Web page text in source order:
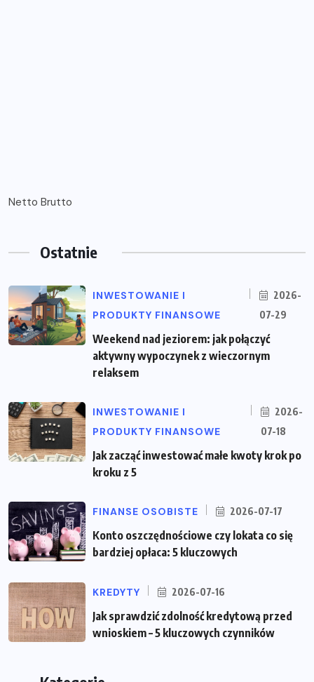
Netto Brutto
Ostatnie
INWESTOWANIE I
PRODUKTY FINANSOWE
2026-
07-29
Weekend nad jeziorem: jak połączyć
aktywny wypoczynek z wieczornym
relaksem
INWESTOWANIE I
PRODUKTY FINANSOWE
2026-
07-18
Jak zacząć inwestować małe kwoty krok po
kroku z 5
FINANSE OSOBISTE 2026-07-17
Konto oszczędnościowe czy lokata co się
bardziej opłaca: 5 kluczowych
KREDYTY 2026-07-16
Jak sprawdzić zdolność kredytową przed
wnioskiem – 5 kluczowych czynników